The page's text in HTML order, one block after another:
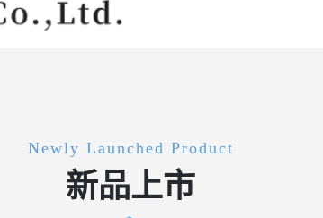
Newly Launched Product
新品上市